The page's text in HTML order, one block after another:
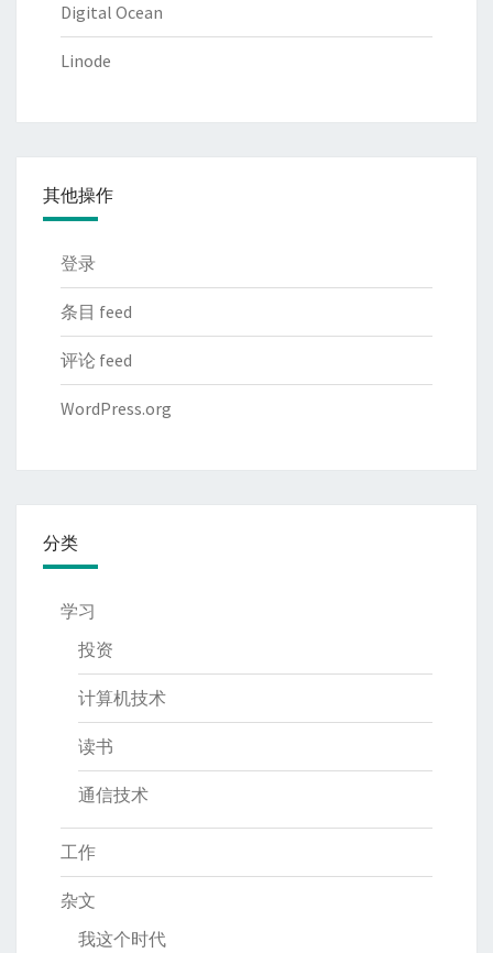
Digital Ocean
Linode
其他操作
登录
条目 feed
评论 feed
WordPress.org
分类
学习
投资
计算机技术
读书
通信技术
工作
杂文
我这个时代